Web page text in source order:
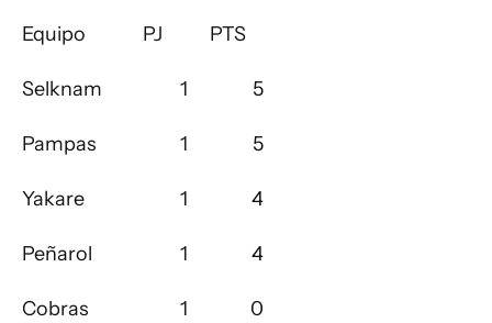
Equipo PJ PTS
Selknam 1 5
Pampas 1 5
Yakare 1 4
Peñarol 1 4
Cobras 1 0